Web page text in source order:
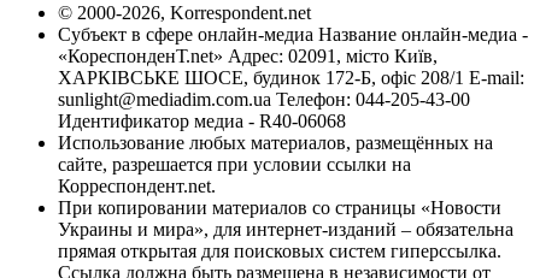
© 2000-2026, Korrespondent.net
Субъект в сфере онлайн-медиа Название онлайн-медиа -
«КореспонденТ.net» Адрес: 02091, місто Київ,
ХАРКІВСЬКЕ ШОСЕ, будинок 172-Б, офіс 208/1 E-mail:
sunlight@mediadim.com.ua Телефон: 044-205-43-00
Идентификатор медиа - R40-06068
Использование любых материалов, размещённых на
сайте, разрешается при условии ссылки на
Корреспондент.net.
При копировании материалов со страницы «Новости
Украины и мира», для интернет-изданий – обязательна
прямая открытая для поисковых систем гиперссылка.
Ссылка должна быть размещена в независимости от